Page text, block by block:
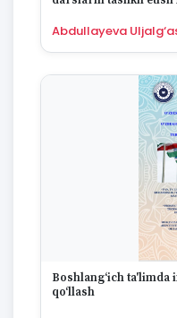
Abdullayeva
Boshlang‘ich
qo‘llash